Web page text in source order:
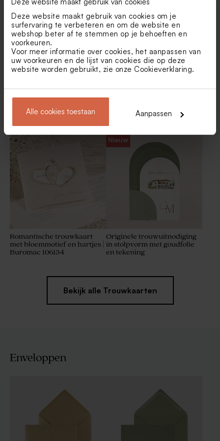
Deze website maakt gebruik van cookies om je
surfervaring te verbeteren en om de website en
webshop beter af te stemmen op je behoeften en
voorkeuren.
Voor meer informatie over cookies, het aanpassen van
uw voorkeuren en de lijst van cookies die op deze
website worden gebruikt, zie onze Cookieverklaring.
Alle cookies toestaan Aanpassen
Wit tafelkaartje met blaadje
en tekst
Kartonnen onderzetters met
namen en olijftakjes
Nieuw
Vierkant bierflesetiket met
namen, datum en takjes
Set van 12 bedankjes met
badzout en badbom - groen
blaadjes olijfboom
Chique trouwkaart met
bladeren en goudfolie
Kraft pocketfold trouwkaart
met groen lint en label
Romantische trouwkaart
met bloemmotief en hartjes |
Buromac 106134
Nieuw
Originele trouwuitnodiging
in stolpvorm met goudfolie
en tekening
Bekijk alle Trouwkaarten
Enveloppen